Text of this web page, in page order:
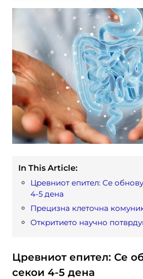
In This Article:
Цревниот епител: Се
4-5 дена
Прецизна клеточна
Откритието научно
Цревниот епител: Се
секои 4-5 дена